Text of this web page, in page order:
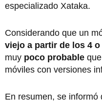
especializado Xataka.
Considerando que un
viejo a partir de los 4 o
muy poco probable
móviles con versiones
En resumen, se informó